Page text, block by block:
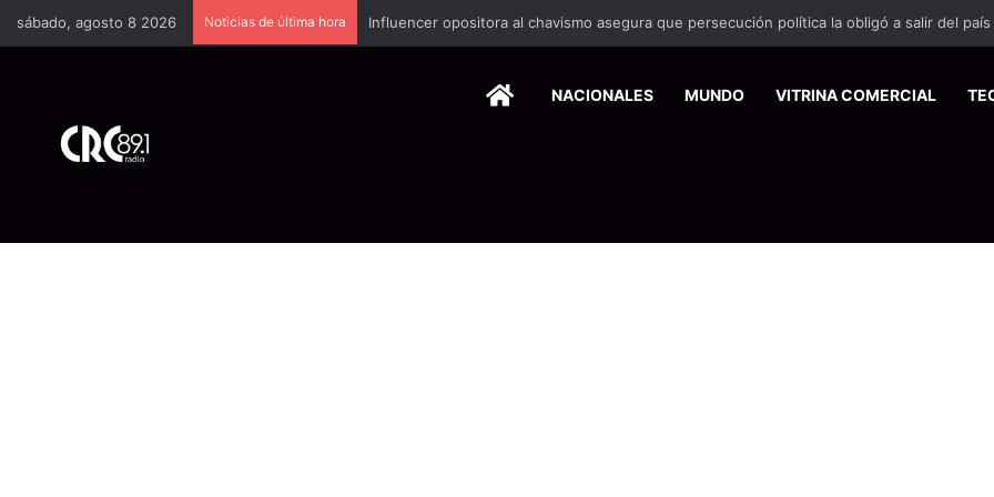
sábado, agosto 8 2026 Noticias de última hora Industria plástica se suma a la economía circular
HOMENACIONALES MUNDO VITRINA COMERCIAL